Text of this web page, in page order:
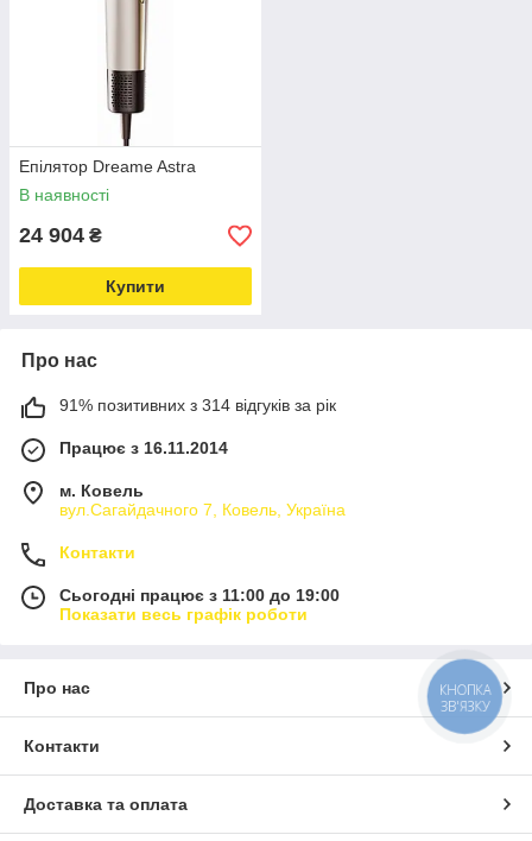
Епілятор Dreame Astra
В наявності
24 904 ₴
Купити
Про нас
91% позитивних з 314 відгуків за рік
Працює з 16.11.2014
м. Ковель
вул.Сагайдачного 7, Ковель, Україна
Контакти
Сьогодні працює з 11:00 до 19:00
Показати весь графік роботи
Про нас
Контакти
Доставка та оплата
КНОПКА
ЗВ'ЯЗКУ